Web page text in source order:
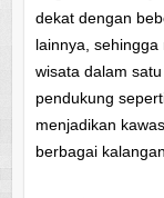
dekat dengan
lainnya,
wisata dalam
pendukung
menjadikan
berbagai